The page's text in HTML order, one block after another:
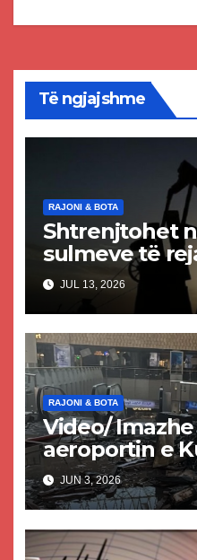
Të ngjajshme
RAJONI & BOTA
Shtrenjtohet
sulmeve të
JUL 13, 2026
RAJONI & BOTA
Video/
aeroportin e
sulmit iranian,
dhe shumë të
JUN 3, 2026